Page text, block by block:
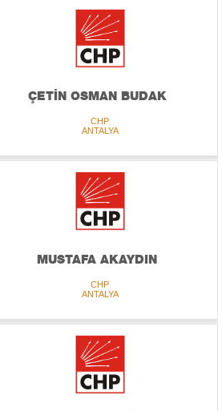
ÇETİN OSMAN BUDAK
CHP
ANTALYA
MUSTAFA AKAYDIN
CHP
ANTALYA